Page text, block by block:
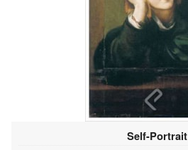
Self-Portrait